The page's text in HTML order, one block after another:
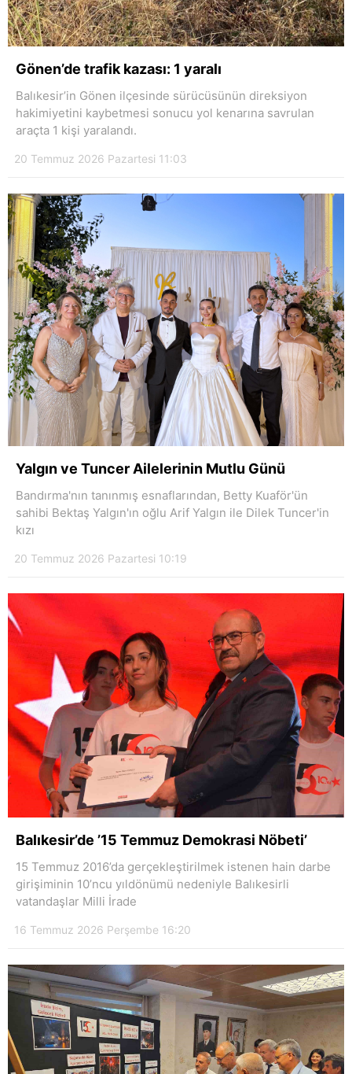
Gönen’de trafik kazası: 1 yaralı
Balıkesir’in Gönen ilçesinde sürücüsünün direksiyon
hakimiyetini kaybetmesi sonucu yol kenarına savrulan
araçta 1 kişi yaralandı.
20 Temmuz 2026 Pazartesi 11:03
Yalgın ve Tuncer Ailelerinin Mutlu Günü
Bandırma'nın tanınmış esnaflarından, Betty Kuaför'ün
sahibi Bektaş Yalgın'ın oğlu Arif Yalgın ile Dilek Tuncer'in
kızı
20 Temmuz 2026 Pazartesi 10:19
Balıkesir’de ’15 Temmuz Demokrasi Nöbeti’
15 Temmuz 2016’da gerçekleştirilmek istenen hain darbe
girişiminin 10’ncu yıldönümü nedeniyle Balıkesirli
vatandaşlar Milli İrade
16 Temmuz 2026 Perşembe 16:20